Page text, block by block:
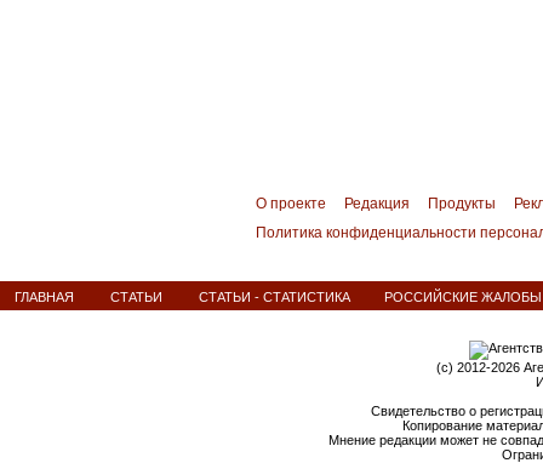
О проекте Редакция Продукты
Политика конфиденциальности
ГЛАВНАЯ СТАТЬИ СТАТЬИ - СТАТИСТИКА РОССИЙСКИЕ ЖАЛОБЫ
(c) 2012-2026
Свидетельство о
Копирование
Мнение редакции может не